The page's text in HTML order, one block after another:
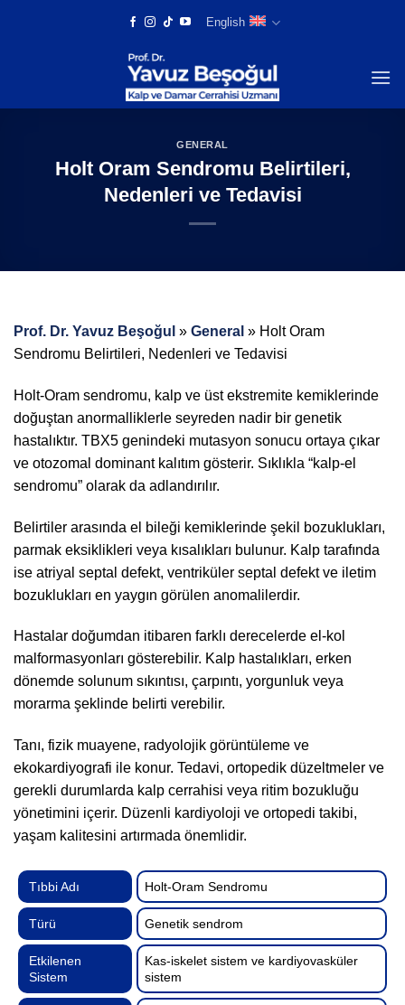
English
GENERAL
Holt Oram Sendromu Belirtileri,
Nedenleri ve Tedavisi
Prof. Dr. Yavuz Beşoğul » General » Holt Oram
Sendromu Belirtileri, Nedenleri ve Tedavisi
Holt-Oram sendromu, kalp ve üst ekstremite kemiklerinde
doğuştan anormalliklerle seyreden nadir bir genetik
hastalıktır. TBX5 genindeki mutasyon sonucu ortaya çıkar
ve otozomal dominant kalıtım gösterir. Sıklıkla “kalp-el
sendromu” olarak da adlandırılır.
Belirtiler arasında el bileği kemiklerinde şekil bozuklukları,
parmak eksiklikleri veya kısalıkları bulunur. Kalp tarafında
ise atriyal septal defekt, ventriküler septal defekt ve iletim
bozuklukları en yaygın görülen anomalilerdir.
Hastalar doğumdan itibaren farklı derecelerde el-kol
malformasyonları gösterebilir. Kalp hastalıkları, erken
dönemde solunum sıkıntısı, çarpıntı, yorgunluk veya
morarma şeklinde belirti verebilir.
Tanı, fizik muayene, radyolojik görüntüleme ve
ekokardiyografi ile konur. Tedavi, ortopedik düzeltmeler ve
gerekli durumlarda kalp cerrahisi veya ritim bozukluğu
yönetimini içerir. Düzenli kardiyoloji ve ortopedi takibi,
yaşam kalitesini artırmada önemlidir.
Tıbbi Adı Holt-Oram Sendromu
Türü Genetik sendrom
Etkilenen
Sistem
Kas-iskelet sistem ve kardiyovasküler
sistem